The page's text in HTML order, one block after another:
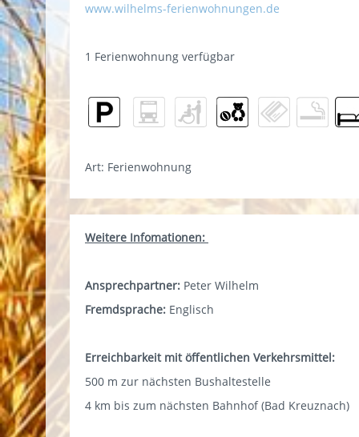
www.wilhelms-ferienwohnungen.de
1 Ferienwohnung verfügbar
Art: Ferienwohnung
Weitere Infomationen:
Ansprechpartner: Peter Wilhelm
Fremdsprache: Englisch
Erreichbarkeit mit öffentlichen Verkehrsmittel:
500 m zur nächsten Bushaltestelle
4 km bis zum nächsten Bahnhof (Bad Kreuznach)